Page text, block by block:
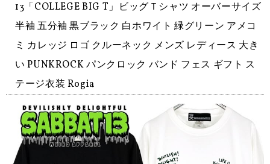
13「COLLEGE BIG T」ビッグＴシャツ オーバーサイズ
半袖 五分袖 黒ブラック 白ホワイト 緑グリーン アメコ
ミ カレッジ ロゴ クルーネック メンズ レディース 大き
い PUNKROCK パンクロック バンド フェス ギフト ス
テージ衣装 Rogia